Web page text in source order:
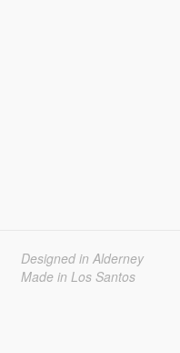
Designed in Alderney
Made in Los Santos